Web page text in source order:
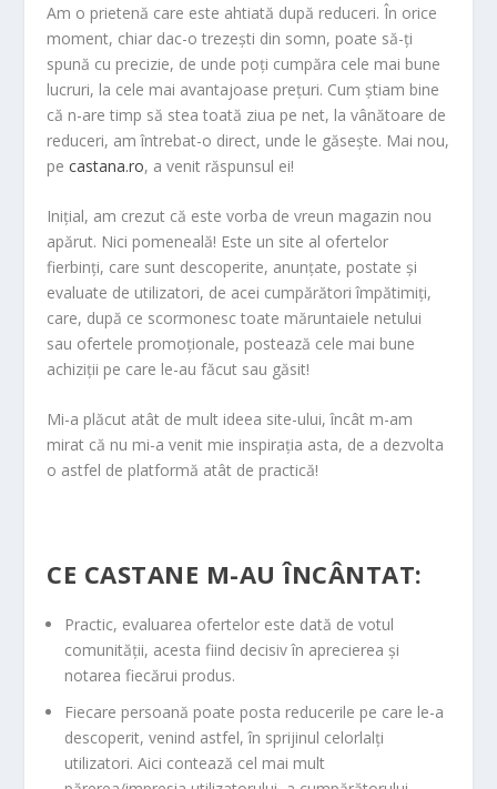
Am o prietenă care este ahtiată după reduceri. În orice
moment, chiar dac-o trezești din somn, poate să-ți
spună cu precizie, de unde poți cumpăra cele mai bune
lucruri, la cele mai avantajoase prețuri. Cum știam bine
că n-are timp să stea toată ziua pe net, la vânătoare de
reduceri, am întrebat-o direct, unde le găsește. Mai nou,
pecastana.ro, a venit răspunsul ei!
Inițial, am crezut că este vorba de vreun magazin nou
apărut. Nici pomeneală! Este un site al ofertelor
fierbinți, care sunt descoperite, anunțate, postate și
evaluate de utilizatori, de acei cumpărători împătimiți,
care, după ce scormonesc toate măruntaiele netului
sau ofertele promoționale, postează cele mai bune
achiziții pe care le-au făcut sau găsit!
Mi-a plăcut atât de mult ideea site-ului, încât m-am
mirat că nu mi-a venit mie inspirația asta, de a dezvolta
o astfel de platformă atât de practică!
CE CASTANE M-AU ÎNCÂNTAT:
Practic, evaluarea ofertelor este dată de votul
comunității, acesta fiind decisiv în aprecierea și
notarea fiecărui produs.
Fiecare persoană poate posta reducerile pe care le-a
descoperit, venind astfel, în sprijinul celorlalți
utilizatori. Aici contează cel mai mult